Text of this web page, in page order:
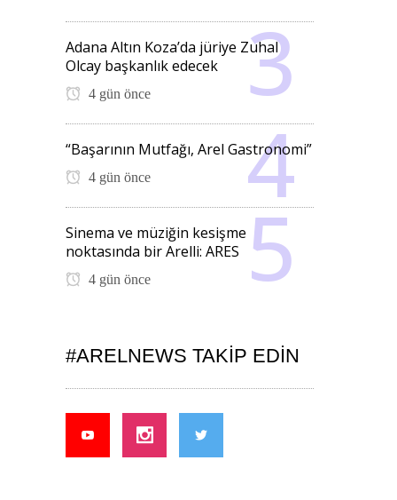
Adana Altın Koza’da jüriye Zuhal
Olcay başkanlık edecek
4 gün önce
“Başarının Mutfağı, Arel Gastronomi”
4 gün önce
Sinema ve müziğin kesişme
noktasında bir Arelli: ARES
4 gün önce
#ARELNEWS TAKIP EDIN